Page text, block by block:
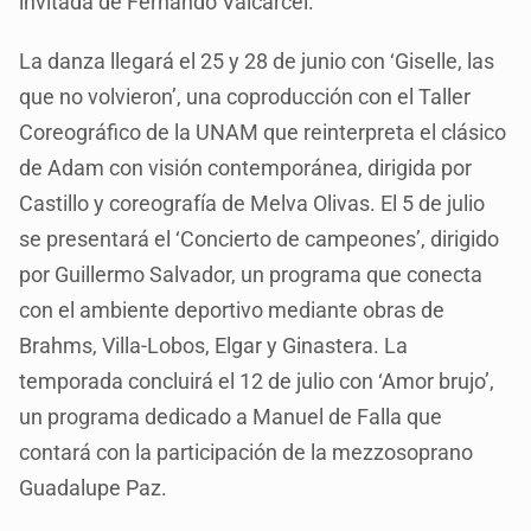
La danza llegará el 25 y 28 de junio con ‘Giselle, las
que no volvieron’, una coproducción con el Taller
Coreográfico de la UNAM que reinterpreta el clásico
de Adam con visión contemporánea, dirigida por
Castillo y coreografía de Melva Olivas. El 5 de julio
se presentará el ‘Concierto de campeones’, dirigido
por Guillermo Salvador, un programa que conecta
con el ambiente deportivo mediante obras de
Brahms, Villa-Lobos, Elgar y Ginastera. La
temporada concluirá el 12 de julio con ‘Amor brujo’,
un programa dedicado a Manuel de Falla que
contará con la participación de la mezzosoprano
Guadalupe Paz.